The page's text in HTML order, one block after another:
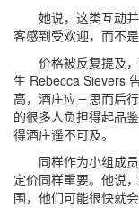
她说，这类互动并
客感到受欢迎，而不是
价格被反复提及，
生 Rebecca Sievers
高，酒庄应三思而后
的很多人负担得起品
得酒庄遥不可及。
同样作为小组成员
定价同样重要。他说
围，他们可能很快就